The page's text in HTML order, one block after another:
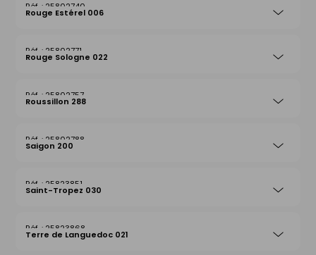
25802740
Rouge Estérel 006
25802771
Rouge Sologne 022
25802757
Roussillon 288
25802788
Saigon 200
25823851
Saint-Tropez 030
25823868
Terre de Languedoc 021